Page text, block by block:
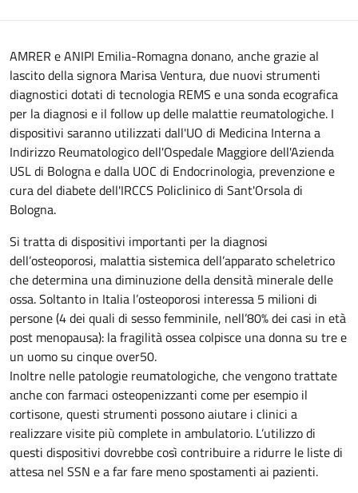
AMRER e ANIPI Emilia-Romagna donano, anche grazie al
lascito della signora Marisa Ventura, due nuovi strumenti
diagnostici dotati di tecnologia REMS e una sonda ecografica
per la diagnosi e il follow up delle malattie reumatologiche. I
dispositivi saranno utilizzati dall'UO di Medicina Interna a
Indirizzo Reumatologico dell'Ospedale Maggiore dell'Azienda
USL di Bologna e dalla UOC di Endocrinologia, prevenzione e
cura del diabete dell'IRCCS Policlinico di Sant'Orsola di
Bologna.
Si tratta di dispositivi importanti per la diagnosi
dell’osteoporosi, malattia sistemica dell’apparato scheletrico
che determina una diminuzione della densità minerale delle
ossa. Soltanto in Italia l’osteoporosi interessa 5 milioni di
persone (4 dei quali di sesso femminile, nell’80% dei casi in età
post menopausa): la fragilità ossea colpisce una donna su tre e
un uomo su cinque over50.
Inoltre nelle patologie reumatologiche, che vengono trattate
anche con farmaci osteopenizzanti come per esempio il
cortisone, questi strumenti possono aiutare i clinici a
realizzare visite più complete in ambulatorio. L’utilizzo di
questi dispositivi dovrebbe così contribuire a ridurre le liste di
attesa nel SSN e a far fare meno spostamenti ai pazienti.